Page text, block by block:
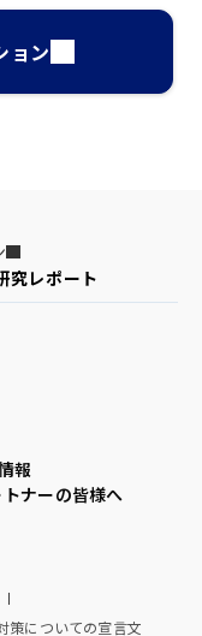
ョン
究レポート
報
ナーの皆様へ
策についての宣言文